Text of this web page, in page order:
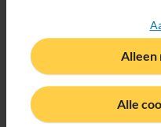
Alle
Alleen
Bekijk ook